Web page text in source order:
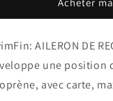
De
Gris
Aileron
De
Gris
AILERON DE
une position
avec carte,